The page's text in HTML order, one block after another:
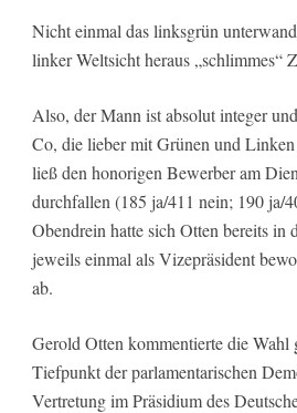
Nicht einmal das linksgrün
linker Weltsicht heraus „schlimmes“
Also, der Mann ist absolut integer
Co, die lieber mit Grünen und
ließ den honorigen Bewerber am
durchfallen (185 ja/411 nein; 190 ja/
Obendrein hatte sich Otten bereits in
jeweils einmal als Vizepräsident
ab.
Gerold Otten kommentierte die Wahl
Tiefpunkt der parlamentarischen
Vertretung im Präsidium des